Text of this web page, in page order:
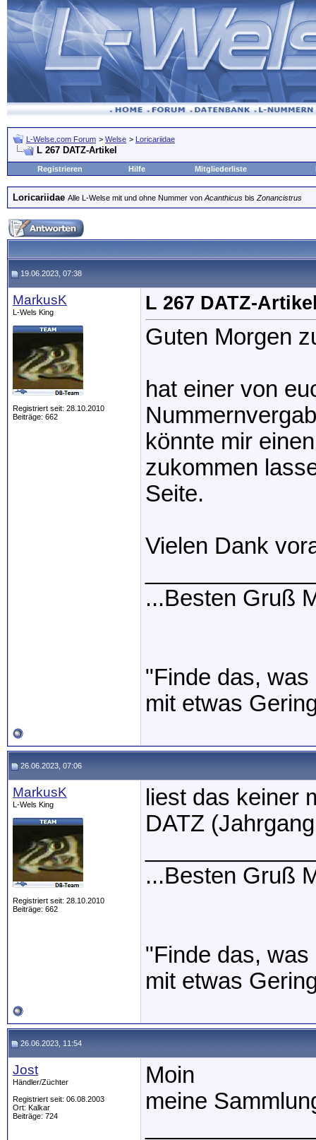
L-Welse.com Forum > Welse > Loricariidae
L 267 DATZ-Artikel
Registrieren Hilfe Mitgliederliste
Loricariidae Alle L-Welse mit und ohne Nummer von Acanthicus bis Zonancistrus
19.06.2023, 07:38
MarkusK
L-Wels King
Registriert seit: 28.10.2010
Beiträge: 662
L 267 DATZ-
Guten Morgen
hat einer von
könnte mir
zukommen
Seite.
Vielen Dank
...Besten Gruß
"Finde das,
mit etwas
26.06.2023, 07:06
MarkusK
L-Wels King
Registriert seit: 28.10.2010
Beiträge: 662
liest das keiner
DATZ
...Besten Gruß
"Finde das,
mit etwas
26.06.2023, 11:54
Jost
Händler/Züchter
Registriert seit: 06.08.2003
Ort: Kalkar
Beiträge: 724
Moin
meine